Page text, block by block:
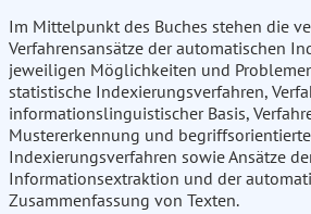
Im Mittelpunkt des Buches stehen die
Verfahrensansätze der automatischen
jeweiligen Möglichkeiten und
statistische Indexierungsverfahren,
informationslinguistischer Basis,
Mustererkennung und begriffsorientierte
Indexierungsverfahren sowie Ansätze
Informationsextraktion und der
Zusammenfassung von Texten.